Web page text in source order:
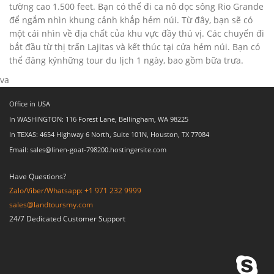
tường cao 1.500 feet. Bạn có thể đi ca nô dọc sông Rio Grande
để ngắm nhìn khung cảnh khắp hẻm núi. Từ đây, bạn sẽ có
một cái nhìn về địa chất của khu vực đầy thú vị. Các chuyến đi
bắt đầu từ thị trấn Lajitas và kết thúc tại cửa hẻm núi. Bạn có
thể đăng kýnhững tour du lịch 1 ngày, bao gồm bữa trưa.
va
Office in USA
In WASHINGTON: 116 Forest Lane, Bellingham, WA 98225
In TEXAS: 4654 Highway 6 North, Suite 101N, Houston, TX 77084
Email: sales@linen-goat-798200.hostingersite.com
Have Questions?
Zalo/Viber/Whatsapp: +1 971 232 9999
sales@landtoursmy.com
24/7 Dedicated Customer Support